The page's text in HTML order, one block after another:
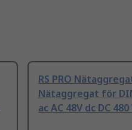
RS PRO
Nätaggregat för
ac AC 48V dc DC 480